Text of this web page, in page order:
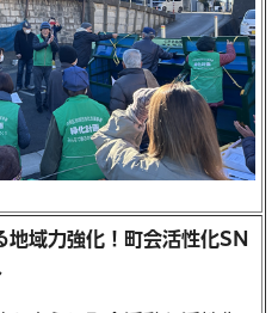
地域力強化！町会活性化SN